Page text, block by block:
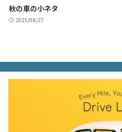
秋の車の小ネタ
2025/08/27